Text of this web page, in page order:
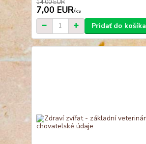
14,00 EUR
7,00 EUR/ks
Pridať do košíka